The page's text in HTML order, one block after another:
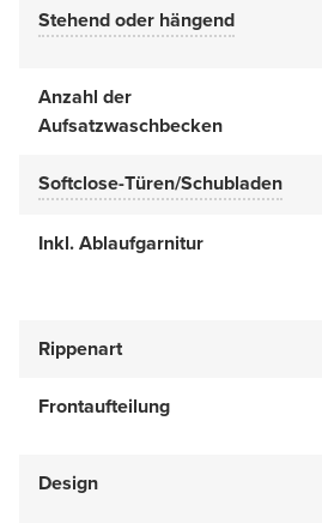
Stehend oder hängend
Anzahl der
Aufsatzwaschbecken
Softclose-Türen/Schubladen
Inkl. Ablaufgarnitur
Rippenart
Frontaufteilung
Design